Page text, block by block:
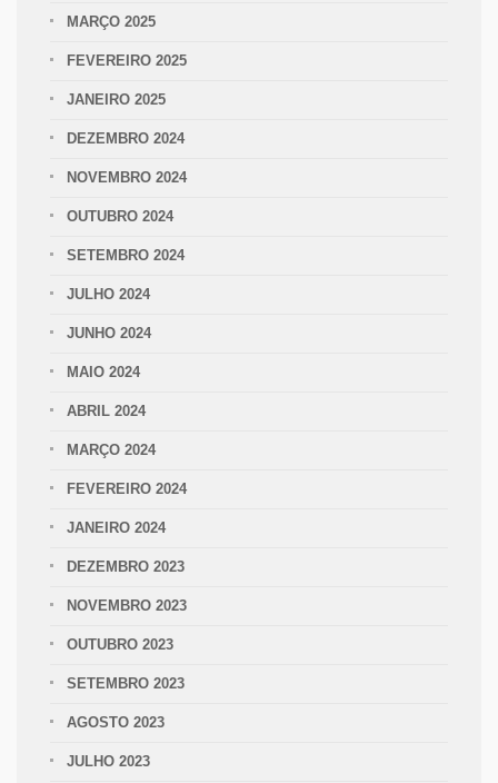
MARÇO 2025
FEVEREIRO 2025
JANEIRO 2025
DEZEMBRO 2024
NOVEMBRO 2024
OUTUBRO 2024
SETEMBRO 2024
JULHO 2024
JUNHO 2024
MAIO 2024
ABRIL 2024
MARÇO 2024
FEVEREIRO 2024
JANEIRO 2024
DEZEMBRO 2023
NOVEMBRO 2023
OUTUBRO 2023
SETEMBRO 2023
AGOSTO 2023
JULHO 2023